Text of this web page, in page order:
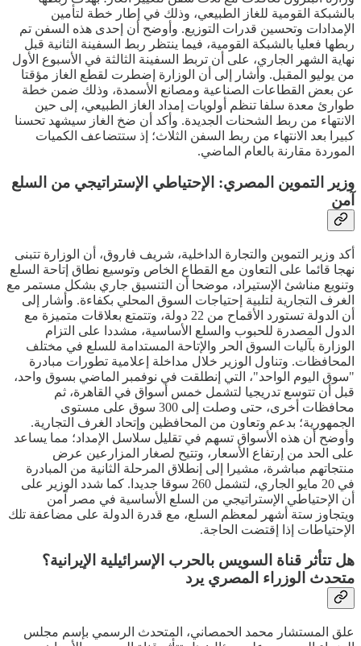
بالشبكة القومية للغاز الطبيعي، وذلك في إطار خطة لتأمين
الإمدادات وتحسين قدرات التوزيع. وأوضح أن إحدى هذه السفن تم
ربطها فعليا بالشبكة القومية، فيما ينتظر ربط السفينة الثانية قبل
نهاية الشهر الجاري، على أن تربط السفينة الثالثة في الأسبوع الأول
من يوليو المقبل. وأشار إلى أن الوزارة إضطرت لقطع الغاز مؤقتا
عن بعض القطاعات الصناعية ومصانع الأسمدة، وذلك ضمن خطة
طوارئ معدة سلفا تنظم أولويات إمداد الغاز الطبيعي، إلى حين
الانتهاء من ربط الشحنات الجديدة. وأكد أن ضخ الغاز سيشهد تحسنا
كبيرا بعد الانتهاء من ربط السفن الثلاث؛ إذ ستتضاعف الكميات
الموردة مقارنة بالعام الماضي.
وزير التموين المصري: الإحتياطي الإستراتيجي من السلع
آمن
أكد وزير التموين والتجارة الداخلية، شريف فاروق، أن الوزارة تتبنى
نهجا قائما على التعاون مع القطاع الخاص وتوسيع نطاق إتاحة السلع
وتنويع مناشئ الإستيراد، موضحا أن التنسيق جاري بشكل مستمر مع
الغرف التجارية لتلبية إحتياجات السوق المحلي بكفاءة. وأشار إلى
أن الدولة تستورد الأقماح من 22 دولة، وتتمتع بعلاقات متميزة مع
الدول المصدرة للحبوب والسلع الأساسية، مشددا على التزام
الوزارة بآليات السوق الحر والإتاحة المستدامة للسلع في مختلف
المحافظات. وتناول الوزير خلال مداخلة إعلامية تطورات مبادرة
"سوق اليوم الواحد"، التي إنطلقت في نوفمبر الماضي بسوق واحد،
قبل أن تتوسع تدريجيا لتشمل خمس أسواق في القاهرة، ثم
محافظات أخرى، حتى وصلت إلى 300 سوق على مستوى
الجمهورية؛ بدعم وتعاون من المحافظين وإتحاد الغرف التجارية.
وأوضح أن هذه الأسواق تسهم في تقليل سلاسل الإمداد؛ مما يساعد
على الحد من إرتفاع الأسعار، وتتيح لصغار المزارعين عرض
منتجاتهم مباشرة، مشيرا إلى إنطلاق المرحلة الثانية من المبادرة
في 20 مايو الجاري، لتشمل 260 سوقا جديدا. كما شدد الوزير على
أن الإحتياطي الإستراتيجي من السلع الأساسية في مصر آمن
ويتجاوز ستة أشهر لمعظم السلع، مع قدرة الدولة على مضاعفة تلك
الإحتياطات إذا إقتضت الحاجة.
هل تتأثر قناة السويس بالحرب الإسرائيلية الإيرانية؟
متحدث الوزراء المصري يرد
علق المستشار محمد الحمصاني، المتحدث الرسمي بإسم مجلس